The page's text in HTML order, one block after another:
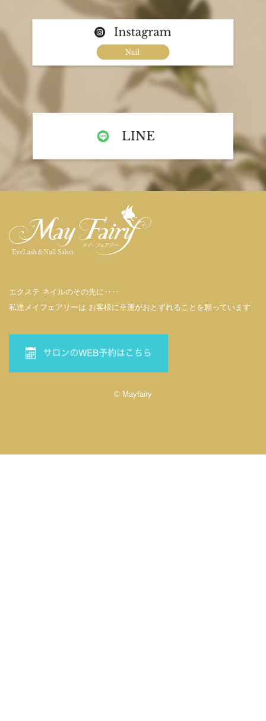
エクステ ネイルのその先に‥‥
私達メイフェアリーは お客様に幸運がおとずれることを願っています
© Mayfairy